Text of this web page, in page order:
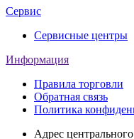
Сервис
Сервисные центры
Информация
Правила торговли
Обратная связь
Политика
Адрес